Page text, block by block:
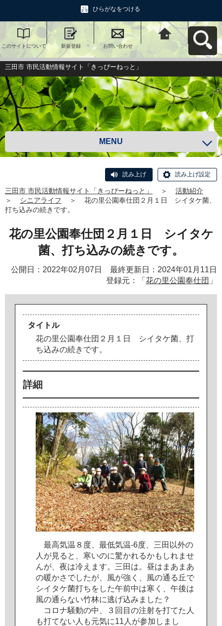
ひらがなをつける
このサイトについて 新規登録 お問い合わせ
三田市 市民活動情報
サイト「きっぴーね
っと」へ戻る
三田市 市民活動情報サイト「きっぴーねっと」
MENU
読み上げ 読み上げ設定
三田市 市民活動情報サイト「きっぴーねっと」 ＞
活動紹介
＞
シニアライフ ＞
花の里公園奉仕団２月１日 シイタケ菌、
打ち込みの続きです。
花の里公園奉仕団２月１日 シイタケ
菌、打ち込みの続きです。
公開日：2022年02月07日 最終更新日：2024年01月11日
登録元：「 花の里公園奉仕団 」
タイトル
花の里公園奉仕団 ２ 月 １ 日 シイ タケ菌
打
ち込みの続き です。
詳細
最高気温 ８ 度 最低気温‐6度 三田 以外の
人 が見る と 寒いのに驚かれるかも しれま せ
んが 夜は冷え ま す。 三田 は。 昼は ま あ ま あ
の暖かさ でしたが 風が強 く 風の通 る 丘で
シイ タケ菌打ち を した午前中は寒 く 午後は
風の通 らない竹林に逃げ込み ま した ？
コ ロナ騒動の中 ３ 回 目 の注射を打てた 人
も打てない 人 も元気に11 人 が参加 し ま し